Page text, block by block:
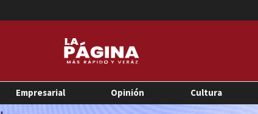
Empresarial Opinión Cultura